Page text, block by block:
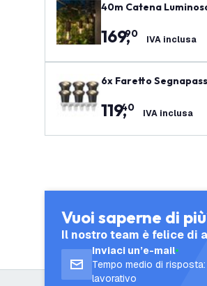
40m Catena
169,
90 IVA inclusa
6x Faretto
119,
40 IVA inclusa
Vuoi saperne di
Il nostro team è felice di
Inviaci un’e-mail
Tempo medio di
lavorativo